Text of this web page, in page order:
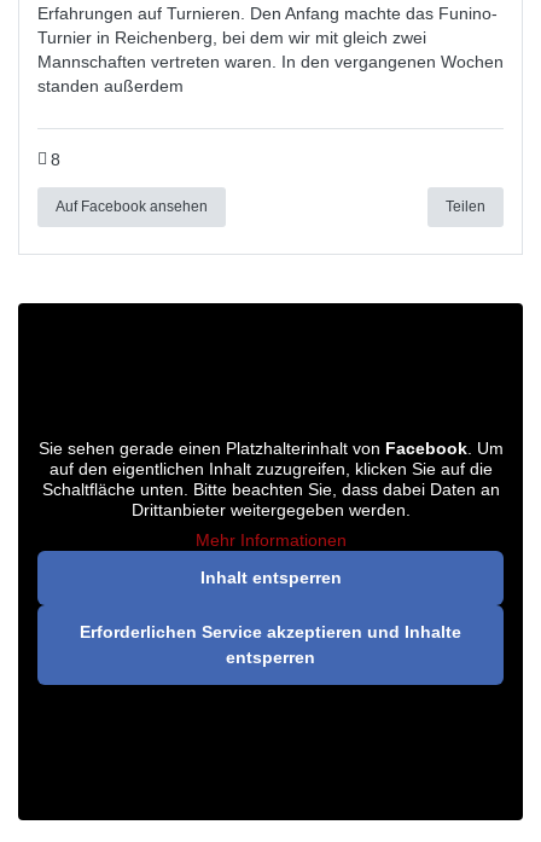
Erfahrungen auf Turnieren. Den Anfang machte das Funino-
Turnier in Reichenberg, bei dem wir mit gleich zwei
Mannschaften vertreten waren. In den vergangenen Wochen
standen außerdem
8
Auf Facebook ansehen Teilen
Sie sehen gerade einen Platzhalterinhalt von Facebook. Um
auf den eigentlichen Inhalt zuzugreifen, klicken Sie auf die
Schaltfläche unten. Bitte beachten Sie, dass dabei Daten an
Drittanbieter weitergegeben werden.
Mehr Informationen
Inhalt entsperren
Erforderlichen Service akzeptieren und Inhalte
entsperren